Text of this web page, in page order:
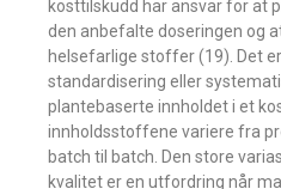
kosttilskudd har ansvar for at
den anbefalte doseringen og
helsefarlige stoffer (19). Det
standardisering eller
plantebaserte innholdet i et
innholdsstoffene variere fra
batch til batch. Den store
kvalitet er en utfordring når